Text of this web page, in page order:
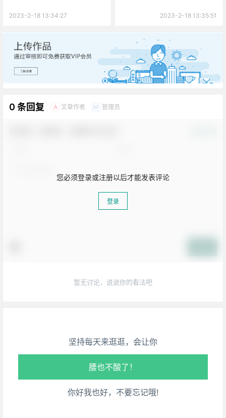
2023-2-18 13:34:27 2023-2-18 13:35:51
广告
0 条回复 A 文章作者 M 管理员
您必须登录或注册以后才能发表评论
登录
暂无讨论，说说你的看法吧
坚持每天来逛逛，会让你
生活也美好了！
腿也不痛了！
腰也不酸了！
你好我也好，不要忘记哦!